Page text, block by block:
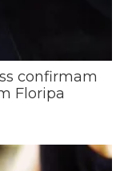
confirmam
Floripa